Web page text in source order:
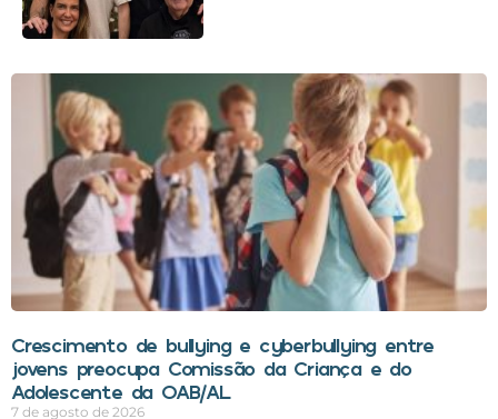
Crescimento de bullying e cyberbullying entre
jovens preocupa Comissão da Criança e do
Adolescente da OAB/AL
7 de agosto de 2026